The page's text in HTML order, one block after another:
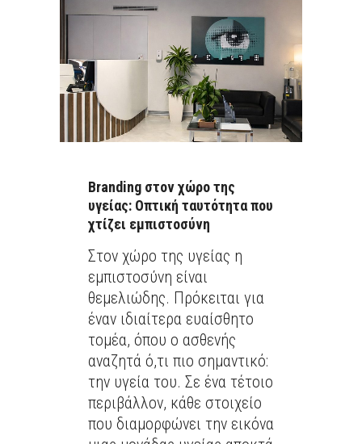
Branding στον χώρο της
υγείας: Οπτική ταυτότητα που
χτίζει εμπιστοσύνη
Στον χώρο της υγείας η
εμπιστοσύνη είναι
θεμελιώδης. Πρόκειται για
έναν ιδιαίτερα ευαίσθητο
τομέα, όπου ο ασθενής
αναζητά ό,τι πιο σημαντικό:
την υγεία του. Σε ένα τέτοιο
περιβάλλον, κάθε στοιχείο
που διαμορφώνει την εικόνα